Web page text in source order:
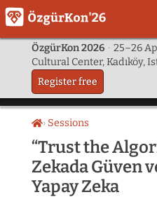
ÖzgürKon 2026 · 25–26
Cultural Center, Kadıköy,
Register free
HomeSessions
“Trust the
Zekada Güven
Yapay Zeka